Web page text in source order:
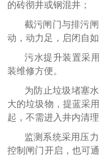
的砖彻井或钢混井；
截污闸门与排污
动，动力足，启闭自如
污水提升装置采
装维修方便。
为防止垃圾堵塞
大的垃圾物，提蓝采
起， 不需进入井内清理
监测系统采用压
控制闸门开启，也可